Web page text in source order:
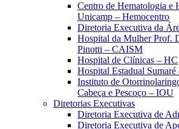
Centro de Hematologia e
Unicamp – Hemocentro
Diretoria Executiva da
Hospital da Mulher Prof.
Pinotti – CAISM
Hospital de Clínicas – HC
Hospital Estadual Sumaré
Instituto de
Cabeça e Pescoço – IOU
Diretorias Executivas
Diretoria Executiva de
Diretoria Executiva de